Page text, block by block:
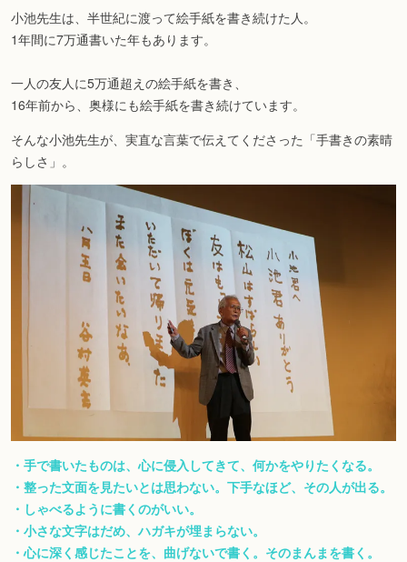
小池先生は、半世紀に渡って絵手紙を書き続けた人。
1年間に7万通書いた年もあります。
一人の友人に5万通超えの絵手紙を書き、
16年前から、奥様にも絵手紙を書き続けています。
そんな小池先生が、実直な言葉で伝えてくださった「手書きの素晴
らしさ」。
・手で書いたものは、心に侵入してきて、何かをやりたくなる。
・整った文面を見たいとは思わない。下手なほど、その人が出る。
・しゃべるように書くのがいい。
・小さな文字はだめ、ハガキが埋まらない。
・心に深く感じたことを、曲げないで書く。そのまんまを書く。